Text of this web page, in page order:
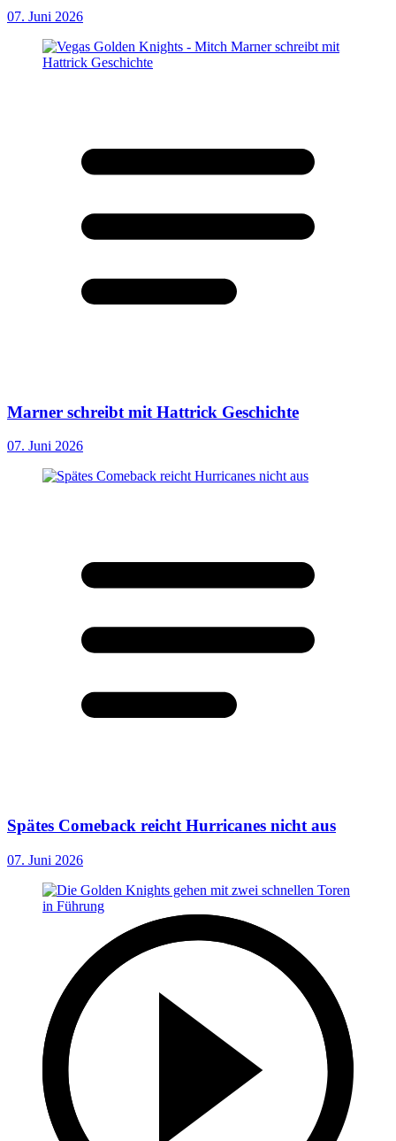
07. Juni 2026
Marner schreibt mit Hattrick Geschichte
07. Juni 2026
Spätes Comeback reicht Hurricanes nicht aus
07. Juni 2026